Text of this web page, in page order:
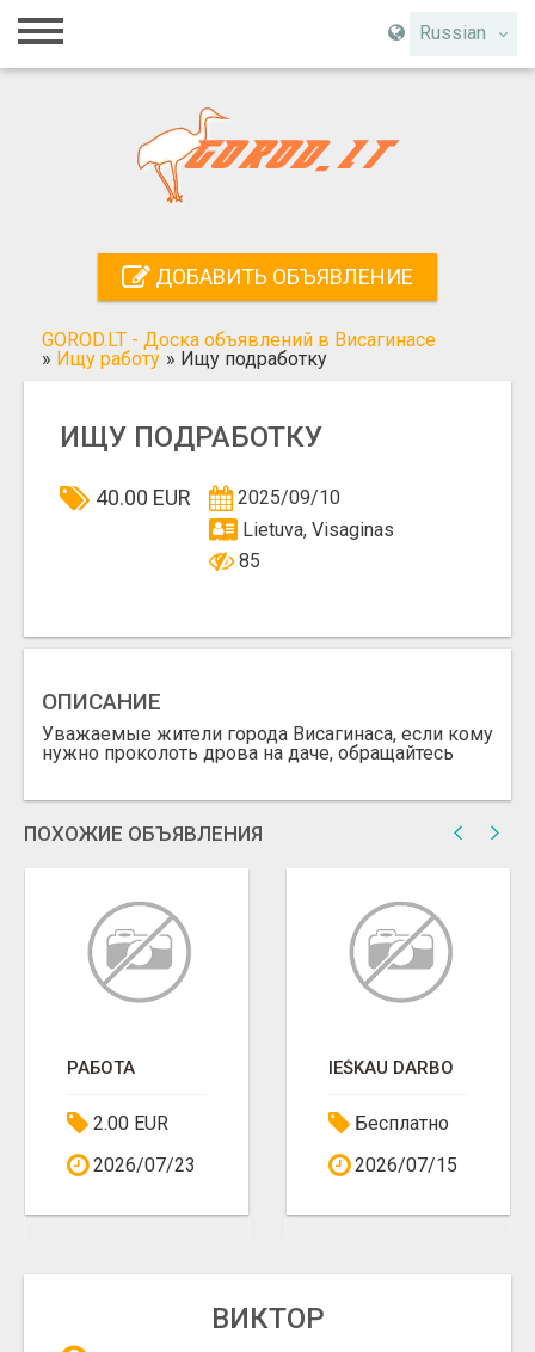
Russian
Главная
Регистрация
Поиск
ДОБАВИТЬ ОБЪЯВЛЕНИЕ
GOROD.LT - Доска объявлений в Висагинасе
» Ищу работу » Ищу подработку
ИЩУ ПОДРАБОТКУ
40.00 EUR
2025/09/10
Lietuva, Visaginas
85
ОПИСАНИЕ
Уважаемые жители города Висагинаса, если кому
нужно проколоть дрова на даче, обращайтесь
ПОХОЖИЕ ОБЪЯВЛЕНИЯ
РАБОТА
2.00 EUR
2026/07/23
IEŠKAU DARBO
Бесплатно
2026/07/15
ВИКТОР